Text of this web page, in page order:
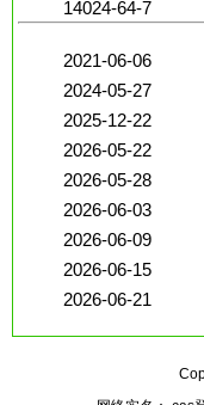
14024-64-7
2021-06-06
2024-05-27
2025-12-22
2026-05-22
2026-05-28
2026-06-03
2026-06-09
2026-06-15
2026-06-21